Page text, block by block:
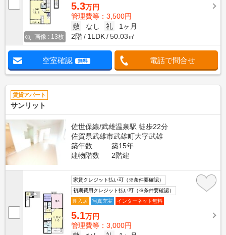
画像 : 13枚
5.3万円
管理費等：3,500円
敷
なし 礼
1ヶ月
2階
1LDK 50.03㎡
空室確認 無料 電話で問合せ
賃貸アパート
サンリット
佐世保線/武雄温泉駅 徒歩22分
佐賀県武雄市武雄町大字武雄
築年数
築15年
建物階数
2階建
家賃クレジット払い可（※条件要確認）
初期費用クレジット払い可（※条件要確認）
即入居
写真充実 インターネット無料
5.1万円
管理費等：3,000円